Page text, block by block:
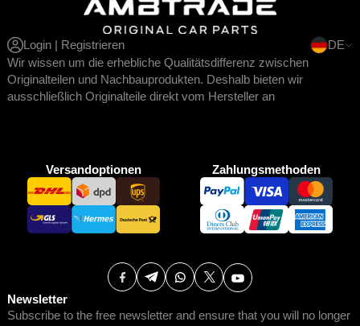
Login | Registrieren
DE
Wir wissen um die erhebliche Qualitätsdifferenz zwischen
Originalteilen und Nachbauprodukten. Deshalb bieten wir
ausschließlich Originalteile direkt vom Hersteller an
Versandoptionen Zahlungsmethoden
Newsletter
Subscribe to the free newsletter and ensure that you will no longer